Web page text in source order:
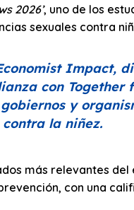
2026’, uno de los
sexuales contra
Impact,
con
y
la niñez.
más relevantes
con una